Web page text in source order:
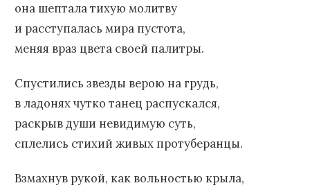
она шептала тихую молитву
и расступалась мира пустота,
меняя враз цвета своей палитры.
Спустились звезды верою на грудь,
в ладонях чутко танец распускался,
раскрыв души невидимую суть,
сплелись стихий живых протуберанцы.
Взмахнув рукой, как вольностью крыла,